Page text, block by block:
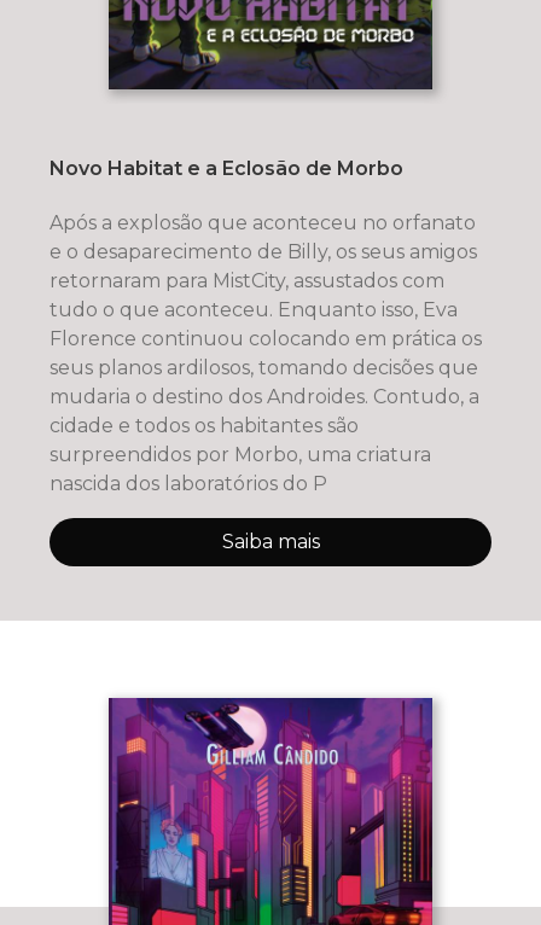
Novo Habitat e a Eclosão de Morbo
Após a explosão que aconteceu no orfanato
e o desaparecimento de Billy, os seus amigos
retornaram para MistCity, assustados com
tudo o que aconteceu. Enquanto isso, Eva
Florence continuou colocando em prática os
seus planos ardilosos, tomando decisões que
mudaria o destino dos Androides. Contudo, a
cidade e todos os habitantes são
surpreendidos por Morbo, uma criatura
nascida dos laboratórios do P
Saiba mais